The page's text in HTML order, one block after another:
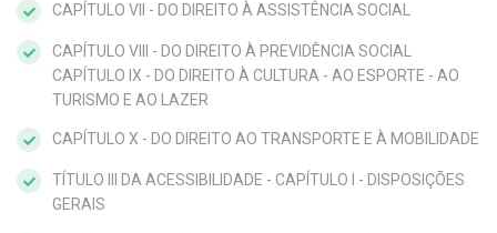
CAPÍTULO VII - DO DIREITO À ASSISTÊNCIA SOCIAL
CAPÍTULO VIII - DO DIREITO À PREVIDÊNCIA SOCIAL
CAPÍTULO IX - DO DIREITO À CULTURA - AO ESPORTE - AO
TURISMO E AO LAZER
CAPÍTULO X - DO DIREITO AO TRANSPORTE E À MOBILIDADE
TÍTULO III DA ACESSIBILIDADE - CAPÍTULO I - DISPOSIÇÕES
GERAIS